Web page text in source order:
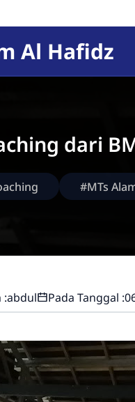
Al Hafidz
dari
#MTs
:abdul Pada Tanggal :